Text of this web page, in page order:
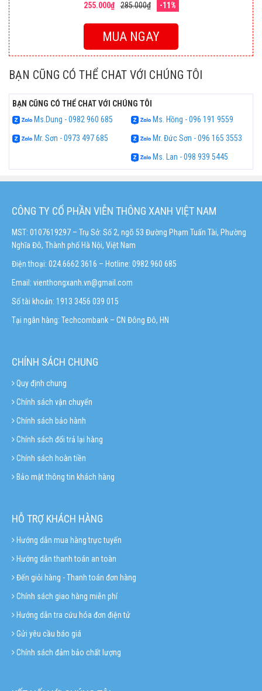
255.000₫ 285.000₫ -11%
MUA NGAY
BẠN CŨNG CÓ THỂ CHAT VỚI CHÚNG TÔI
BẠN CŨNG CÓ THỂ CHAT VỚI CHÚNG TÔI
Ms.Dung - 0982 960 685
Ms. Hồng - 096 191 9559
Mr. Sơn - 0973 497 685
Mr. Đức Sơn - 096 165 3553
Ms. Lan - 098 939 5445
CÔNG TY CỔ PHẦN VIỄN THÔNG XANH VIỆT NAM
MST: 0107619297 – Trụ Sở: Số 2, ngõ 53 Đường Phạm Tuấn Tài, Phường
Nghĩa Đô, Thành phố Hà Nội, Việt Nam
Điện thoại: 024.6662 3616 – Hotline: 0982 960 685
Email: vienthongxanh.vn@gmail.com
Số tài khoản: 1913 3456 039 015
Tại ngân hàng: Techcombank – CN Đông Đô, HN
CHÍNH SÁCH CHUNG
Quy định chung
Chính sách vận chuyển
Chính sách bảo hành
Chính sách đổi trả lại hàng
Chính sách hoàn tiền
Bảo mật thông tin khách hàng
HỖ TRỢ KHÁCH HÀNG
Hướng dẫn mua hàng trực tuyến
Hướng dẫn thanh toán an toàn
Đến giỏi hàng - Thanh toán đơn hàng
Chính sách giao hàng miễn phí
Hướng dẫn tra cứu hóa đơn điện tử
Gửi yêu cầu báo giá
Chính sách đảm bảo chất lượng